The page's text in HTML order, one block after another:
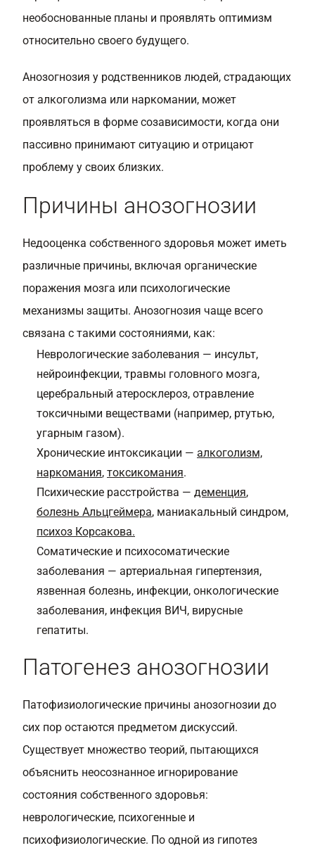
необоснованные планы и проявлять оптимизм
относительно своего будущего.
Анозогнозия у родственников людей, страдающих
от алкоголизма или наркомании, может
проявляться в форме созависимости, когда они
пассивно принимают ситуацию и отрицают
проблему у своих близких.
Причины анозогнозии
Недооценка собственного здоровья может иметь
различные причины, включая органические
поражения мозга или психологические
механизмы защиты. Анозогнозия чаще всего
связана с такими состояниями, как:
Неврологические заболевания — инсульт,
нейроинфекции, травмы головного мозга,
церебральный атеросклероз, отравление
токсичными веществами (например, ртутью,
угарным газом).
Хронические интоксикации — алкоголизм,
наркомания, токсикомания.
Психические расстройства — деменция,
болезнь Альцгеймера, маниакальный синдром,
психоз Корсакова.
Соматические и психосоматические
заболевания — артериальная гипертензия,
язвенная болезнь, инфекции, онкологические
заболевания, инфекция ВИЧ, вирусные
гепатиты.
Патогенез анозогнозии
Патофизиологические причины анозогнозии до
сих пор остаются предметом дискуссий.
Существует множество теорий, пытающихся
объяснить неосознанное игнорирование
состояния собственного здоровья:
неврологические, психогенные и
психофизиологические. По одной из гипотез